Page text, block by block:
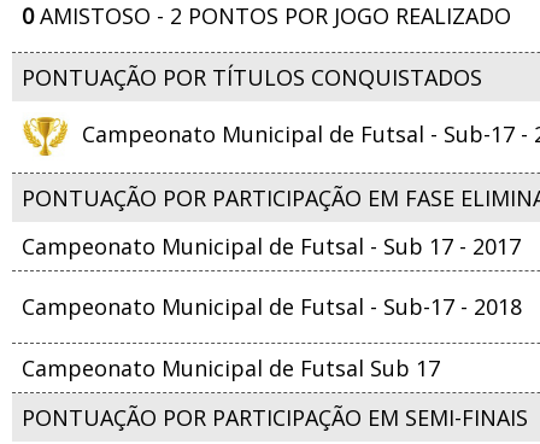
0AMISTOSO - 2 PONTOS POR JOGO REALIZADO
PONTUAÇÃO POR TÍTULOS CONQUISTADOS
Campeonato Municipal de Futsal - Sub-17 -
PONTUAÇÃO POR PARTICIPAÇÃO EM FASE
Campeonato Municipal de Futsal - Sub 17 - 2017
Campeonato Municipal de Futsal - Sub-17 - 2018
Campeonato Municipal de Futsal Sub 17
PONTUAÇÃO POR PARTICIPAÇÃO EM SEMI-FINAIS